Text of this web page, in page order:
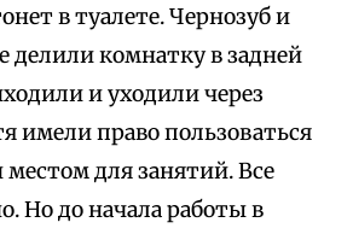
в туалете. Чернозуб и
комнатку в задней
и уходили через
имели право пользоваться
для занятий. Все
Но до начала работы в